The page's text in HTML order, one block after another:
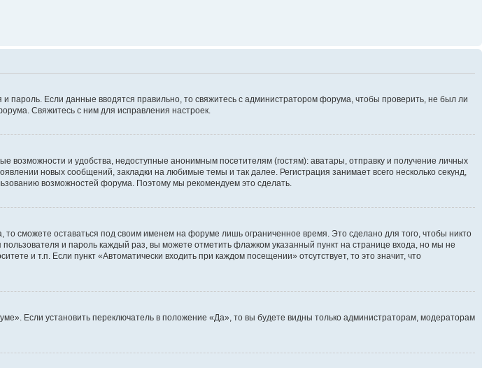
пароль. Если данные вводятся правильно, то свяжитесь с администратором форума, чтобы проверить, не был ли
Свяжитесь с ним для исправления настроек.
и удобства, недоступные анонимным посетителям (гостям): аватары, отправку и получение личных
новых сообщений, закладки на любимые темы и так далее. Регистрация занимает всего несколько секунд,
возможностей форума. Поэтому мы рекомендуем это сделать.
сможете оставаться под своим именем на форуме лишь ограниченное время. Это сделано для того, чтобы никто
и пароль каждый раз, вы можете отметить флажком указанный пункт на странице входа, но мы не
и т.п. Если пункт «Автоматически входить при каждом посещении» отсутствует, то это значит, что
Если установить переключатель в положение «Да», то вы будете видны только администраторам, модераторам